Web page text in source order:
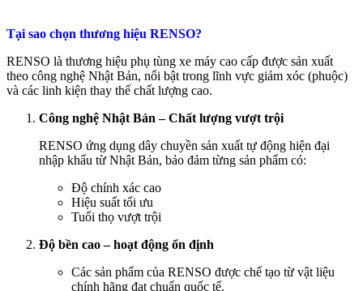
Tại sao chọn thương hiệu RENSO?
RENSO là thương hiệu phụ tùng xe máy cao cấp được sản xuất
theo công nghệ Nhật Bản, nổi bật trong lĩnh vực giảm xóc (phuộc)
và các linh kiện thay thế chất lượng cao.
Công nghệ Nhật Bản – Chất lượng vượt trội
RENSO ứng dụng dây chuyền sản xuất tự động hiện đại
nhập khẩu từ Nhật Bản, bảo đảm từng sản phẩm có:
Độ chính xác cao
Hiệu suất tối ưu
Tuổi thọ vượt trội
Độ bền cao – hoạt động ổn định
Các sản phẩm của RENSO được chế tạo từ vật liệu
chính hãng đạt chuẩn quốc tế.